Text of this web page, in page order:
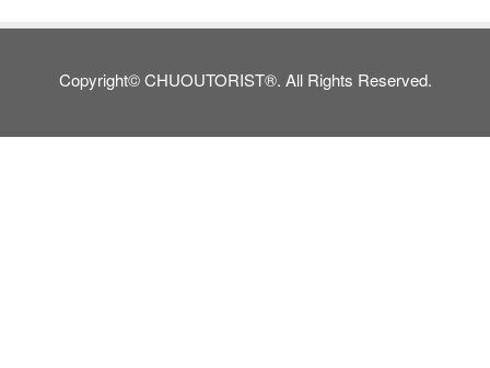
Copyright© CHUOUTORIST®. All Rights Reserved.